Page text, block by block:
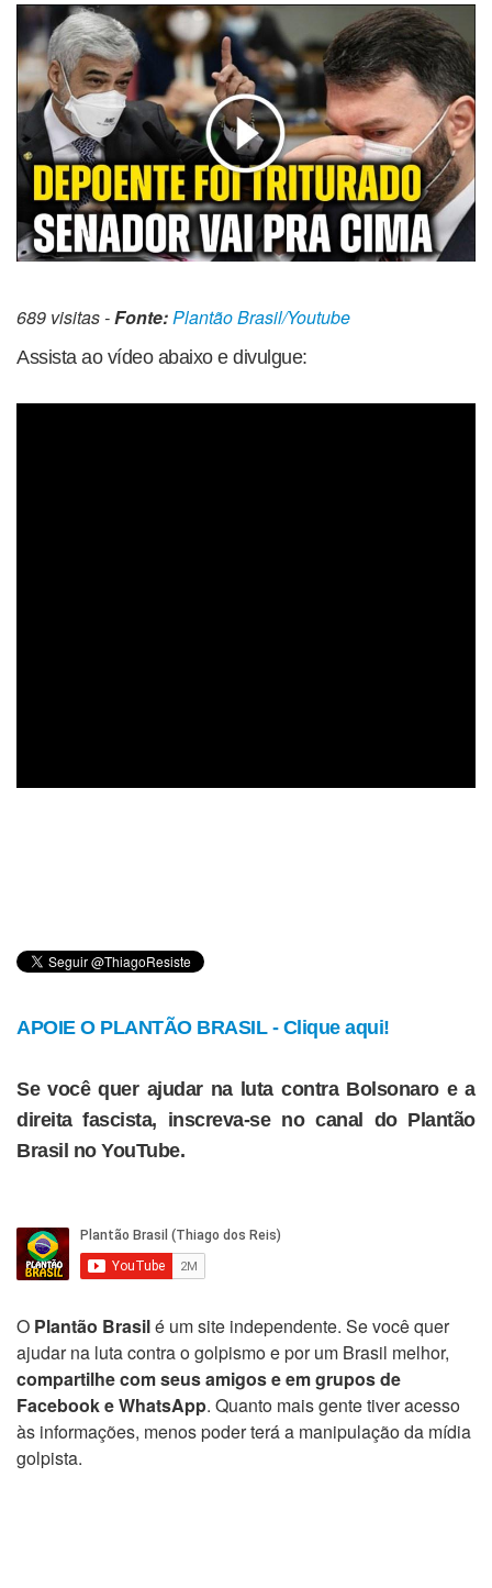
689 visitas -Fonte:Plantão Brasil/Youtube
Assista ao vídeo abaixo e divulgue:
APOIE O PLANTÃO BRASIL - Clique aqui!
Se você quer ajudar na luta contra Bolsonaro e a
direita fascista, inscreva-se no canal do Plantão
Brasil no YouTube.
O Plantão Brasilé um site independente. Se você quer
ajudar na luta contra o golpismo e por um Brasil melhor,
compartilhe com seus amigos e em grupos de
Facebook e WhatsApp. Quanto mais gente tiver acesso
às informações, menos poder terá a manipulação da mídia
golpista.